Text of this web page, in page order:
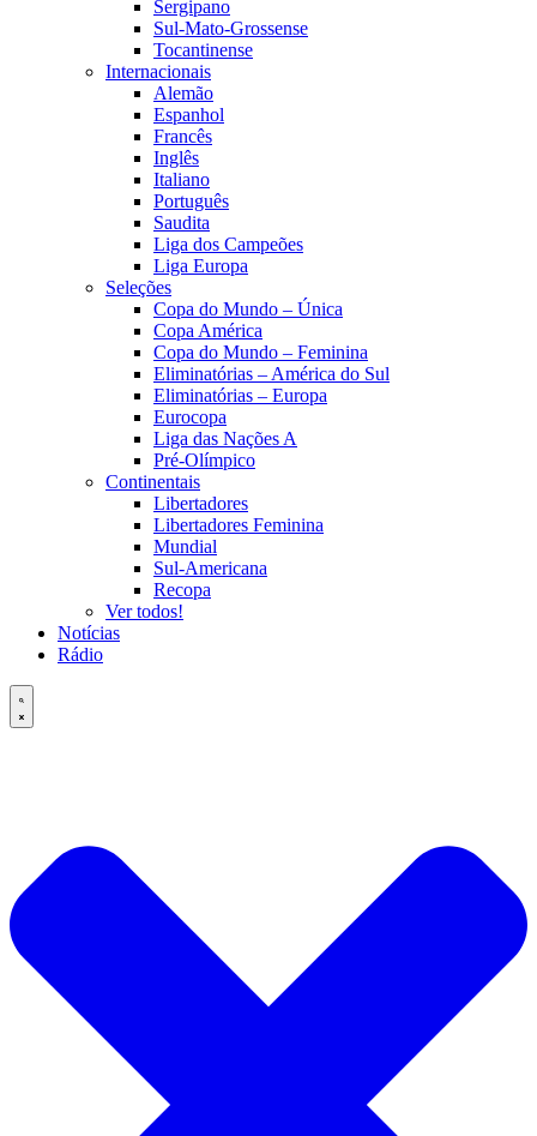
Sergipano
Sul-Mato-Grossense
Tocantinense
Internacionais
Alemão
Espanhol
Francês
Inglês
Italiano
Português
Saudita
Liga dos Campeões
Liga Europa
Seleções
Copa do Mundo – Única
Copa América
Copa do Mundo – Feminina
Eliminatórias – América do Sul
Eliminatórias – Europa
Eurocopa
Liga das Nações A
Pré-Olímpico
Continentais
Libertadores
Libertadores Feminina
Mundial
Sul-Americana
Recopa
Ver todos!
Notícias
Rádio